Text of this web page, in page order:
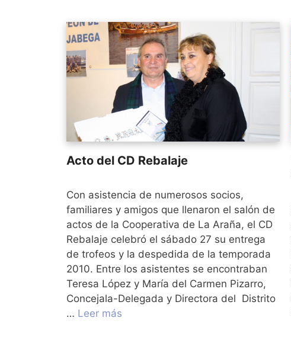
Acto del CD Rebalaje
Con asistencia de numerosos socios,
familiares y amigos que llenaron el salón de
actos de la Cooperativa de La Araña, el CD
Rebalaje celebró el sábado 27 su entrega
de trofeos y la despedida de la temporada
2010. Entre los asistentes se encontraban
Teresa López y María del Carmen Pizarro,
Concejala-Delegada y Directora del Distrito
… Leer más